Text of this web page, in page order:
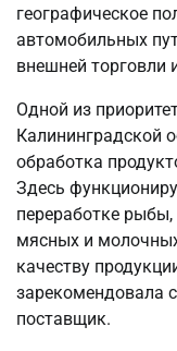
географическое
автомобильных
внешней торговли
Одной из
Калининградской
обработка
Здесь
переработке
мясных и
качеству
зарекомендовала
поставщик.